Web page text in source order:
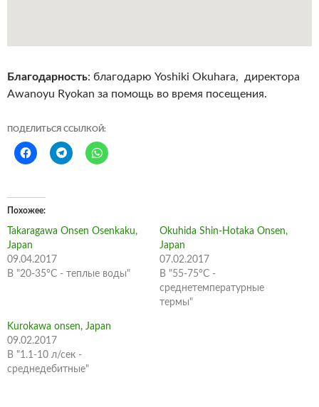
Благодарность: благодарю Yoshiki Okuhara, директора
Awanoyu Ryokan за помощь во время посещения.
ПОДЕЛИТЬСЯ ССЫЛКОЙ:
Похожее
Takaragawa Onsen Osenkaku,
Japan
09.04.2017
В "20-35°С - теплые воды"
Okuhida Shin-Hotaka Onsen,
Japan
07.02.2017
В "55-75°С -
среднетемпературные
термы"
Kurokawa onsen, Japan
09.02.2017
В "1.1-10 л/сек -
среднедебитные"